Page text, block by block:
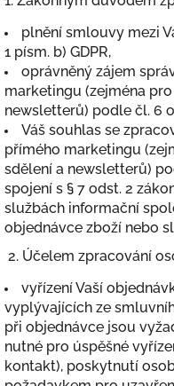
plnění smlouvy mezi
1 písm. b) GDPR,
oprávněný zájem
marketingu (zejména
newsletterů) podle čl. 6
Váš souhlas se
přímého marketingu
sdělení a newsletterů)
spojení s § 7 odst. 2
službách informační
objednávce zboží nebo
2. Účelem zpracování
vyřízení Vaší
vyplývajících ze
při objednávce jsou
nutné pro úspěšné
kontakt), poskytnutí